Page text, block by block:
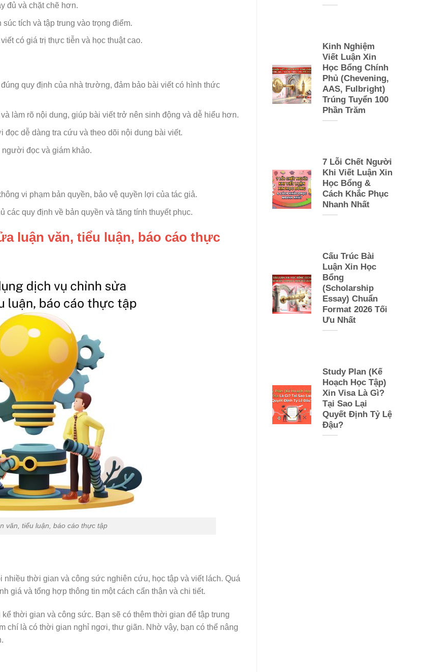
đủ và chặt chẽ hơn.
tích và tập trung vào trọng điểm.
có giá trị thực tiễn và học thuật cao.
quy định của nhà trường, đảm bảo bài viết có hình thức
làm rõ nội dung, giúp bài viết trở nên sinh động và dễ hiểu hơn.
dễ dàng tra cứu và theo dõi nội dung bài viết.
đọc và giám khảo.
vi phạm bản quyền, bảo vệ quyền lợi của tác giả.
quy định về bản quyền và tăng tính thuyết phục.
luận văn, tiểu luận, báo cáo thực
văn, tiểu luận, báo cáo thực tập
thời gian và công sức nghiên cứu, học tập và viết lách. Quá
giá và tổng hợp thông tin một cách cẩn thận và chi tiết.
thời gian và công sức. Bạn sẽ có thêm thời gian để tập trung
chí là có thời gian nghỉ ngơi, thư giãn. Nhờ vậy, bạn có thể nâng
Kinh Nghiệm
Viết Luận Xin
Học Bổng Chính
Phủ (Chevening,
AAS, Fulbright)
Trúng Tuyển 100
Phần Trăm
7 Lỗi Chết Người
Khi Viết Luận Xin
Học Bổng &
Cách Khắc Phục
Nhanh Nhất
Cấu Trúc Bài
Luận Xin Học
Bổng
(Scholarship
Essay) Chuẩn
Format 2026 Tối
Ưu Nhất
Study Plan (Kế
Hoạch Học Tập)
Xin Visa Là Gì?
Tại Sao Lại
Quyết Định Tỷ Lệ
Đậu?